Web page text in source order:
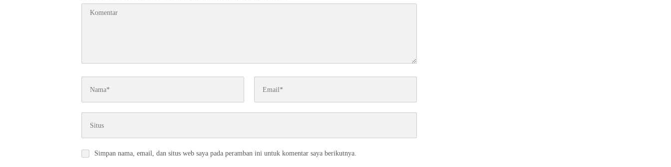
Simpan nama, email, dan situs web saya pada peramban ini untuk komentar saya berikutnya.